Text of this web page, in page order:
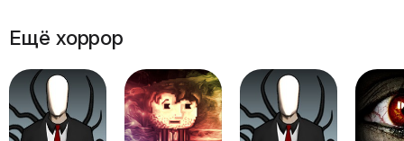
Ещё хоррор